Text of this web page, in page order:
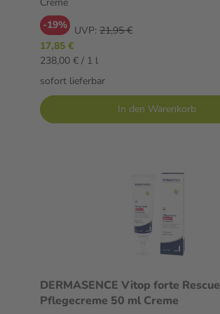
-19% UVP: 21,95 €
17,85 €
238,00 € / 1 l
sofort lieferbar
In den Warenkorb
DERMASENCE Vitop forte Rescue
Pflegecreme 50 ml Creme